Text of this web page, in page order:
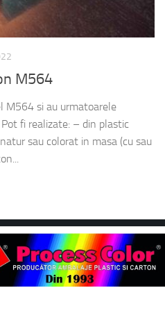
M564
M564 si au urmatoarele
fi realizate: – din plastic
sau colorat in masa (cu sau